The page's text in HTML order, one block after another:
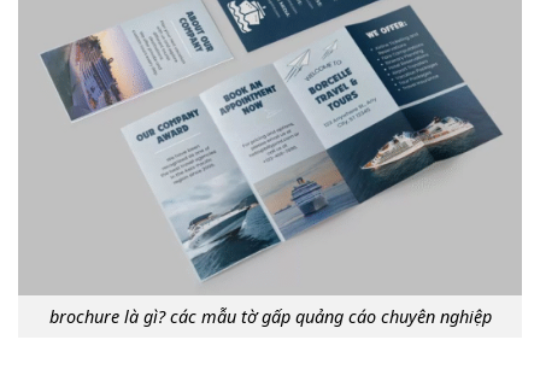
brochure là gì? các mẫu tờ gấp quảng cáo chuyên nghiệp